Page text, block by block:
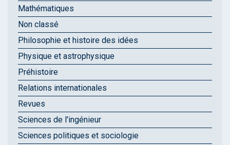
Mathématiques
Non classé
Philosophie et histoire des idées
Physique et astrophysique
Préhistoire
Relations internationales
Revues
Sciences de l'ingénieur
Sciences politiques et sociologie